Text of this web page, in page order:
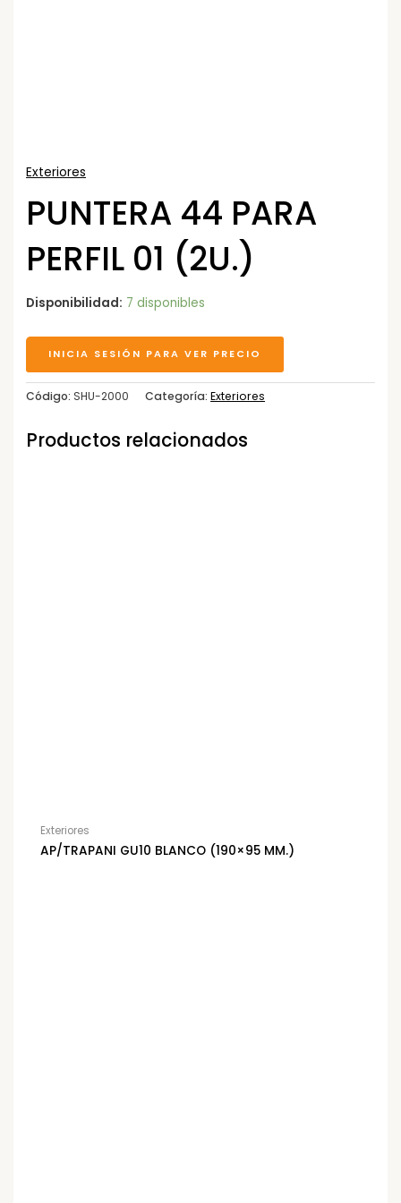
Exteriores
PUNTERA 44 PARA
PERFIL 01 (2U.)
Disponibilidad: 7 disponibles
INICIA SESIÓN PARA VER PRECIO
Código:SHU-2000 Categoría:Exteriores
Productos relacionados
Exteriores
AP/TRAPANI GU10 BLANCO (190×95 MM.)